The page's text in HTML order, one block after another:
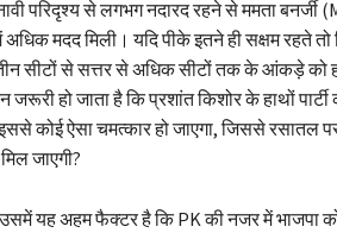
परिदृश्य से लगभग नदारद रहने से ममता बनर्जी
मदद मिली। यदि पीके इतने ही सक्षम रहते
सीटों से सत्तर से अधिक सीटों तक के आंकड़े को
जरूरी हो जाता है कि प्रशांत किशोर के हाथों
इससे कोई ऐसा चमत्कार हो जाएगा, जिससे
जाएगी?
यह अहम फैक्टर है कि PK की नजर में भाजपा को